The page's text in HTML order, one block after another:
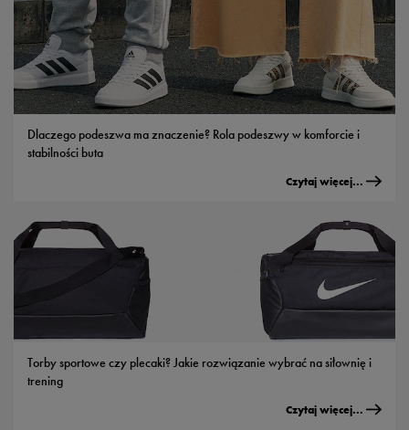
Dlaczego podeszwa ma znaczenie? Rola podeszwy w komforcie i
stabilności buta
Czytaj więcej...
Torby sportowe czy plecaki? Jakie rozwiązanie wybrać na siłownię i
trening
Czytaj więcej...